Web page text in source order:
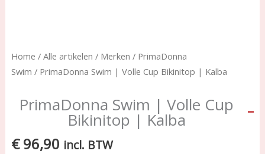
Home / Alle artikelen / Merken / PrimaDonna
Swim / PrimaDonna Swim | Volle Cup Bikinitop | Kalba
PrimaDonna Swim | Volle Cup
Bikinitop | Kalba
€96,90 incl. BTW